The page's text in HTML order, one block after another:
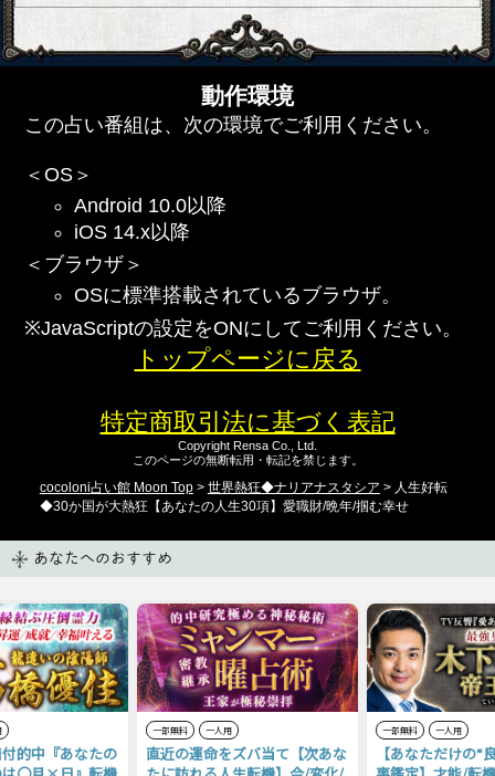
動作環境
この占い番組は、次の環境でご利用ください。
＜OS＞
Android 10.0以降
iOS 14.x以降
＜ブラウザ＞
OSに標準搭載されているブラウザ。
※JavaScriptの設定をONにしてご利用ください。
トップページに戻る
特定商取引法に基づく表記
Copyright Rensa Co., Ltd.
このページの無断転用・転記を禁じます。
cocoloni占い館 Moon Top> 世界熱狂◆ナリアナスタシア > 人生好転
◆30か国が大熱狂【あなたの人生30項】愛職財/晩年/掴む幸せ
あなたへのおすすめ
的中『あなたの
一部無料 一人用
直近の運命をズバ当て【次あな
一部無料 一人用
【あなただけの“